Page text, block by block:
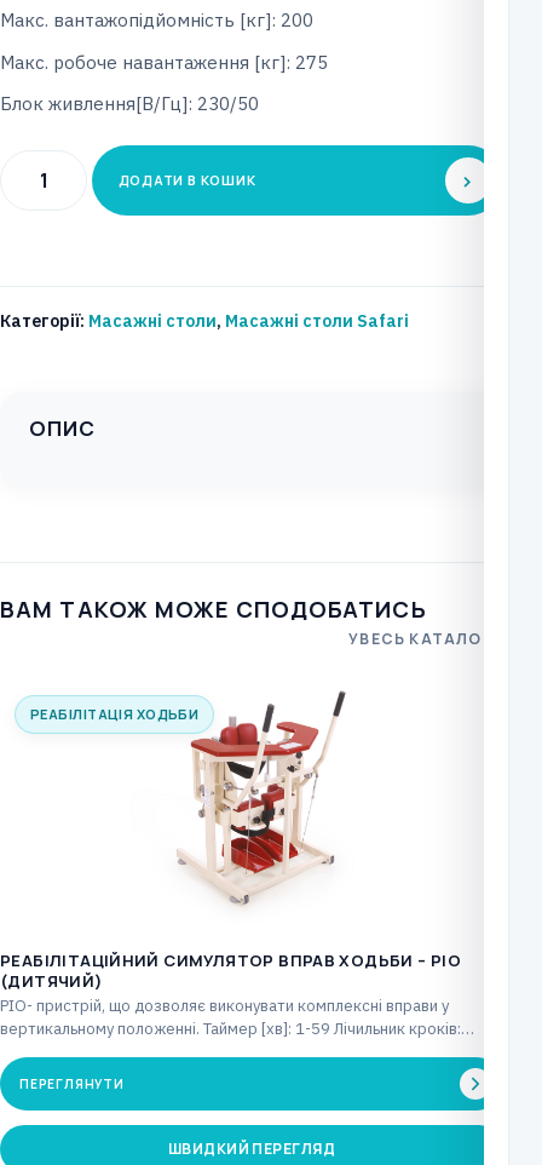
Макс. вантажопідйомність [кг]: 200
Макс. робоче навантаження [кг]: 275
Блок живлення[В/Гц]: 230/50
Процедурний
Модель:
ДОДАТИ В КОШИК
Категорії: Масажні столи, Масажні столи Safari
ОПИС
ВАМ ТАКОЖ МОЖЕ СПОДОБАТИСЬ
УВЕСЬ КАТАЛОГ
РЕАБІЛІТАЦІЯ ХОДЬБИ
РЕАБІЛІТАЦІЙНИЙ СИМУЛЯТОР ВПРАВ ХОДЬБИ – PIO
(ДИТЯЧИЙ)
PIO- пристрій, що дозволяє виконувати комплексні вправи у
вертикальному положенні. Таймер [хв]: 1-59 Лічильник кроків:
ПЕРЕГЛЯНУТИ
ШВИДКИЙ ПЕРЕГЛЯД